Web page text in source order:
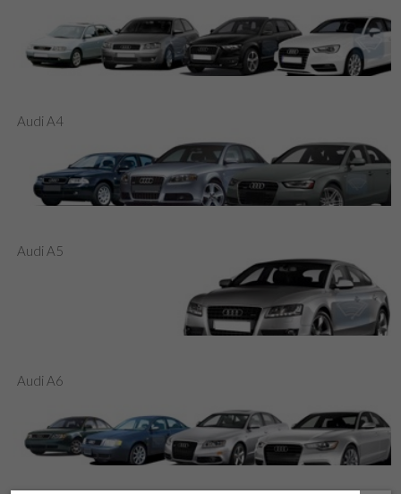
Audi A4
Audi A5
Audi A6